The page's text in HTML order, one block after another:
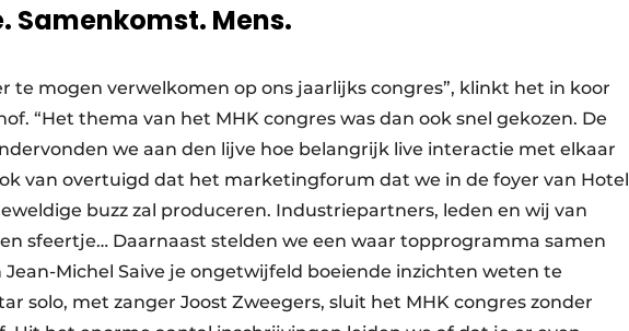
Samenkomst. Mens.
te mogen verwelkomen op ons jaarlijks congres”, klinkt het in koor
“Het thema van het MHK congres was dan ook snel gekozen. De
we aan den lijve hoe belangrijk live interactie met elkaar
van overtuigd dat het marketingforum dat we in de foyer van Hotel
buzz zal produceren. Industriepartners, leden en wij van
sfeertje… Daarnaast stelden we een waar topprogramma samen
Jean-Michel Saive je ongetwijfeld boeiende inzichten weten te
solo, met zanger Joost Zweegers, sluit het MHK congres zonder